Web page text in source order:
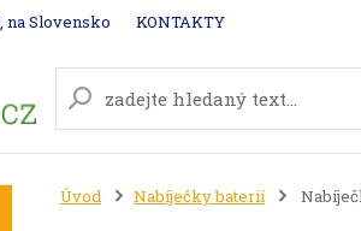
na Slovensko KONTAKTY
Úvod Nabíječky baterií